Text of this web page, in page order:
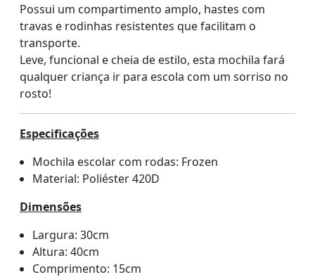
Possui um compartimento amplo, hastes com
travas e rodinhas resistentes que facilitam o
transporte.
Leve, funcional e cheia de estilo, esta mochila fará
qualquer criança ir para escola com um sorriso no
rosto!
Especificações
Mochila escolar com rodas: Frozen
Material: Poliéster 420D
Dimensões
Largura: 30cm
Altura: 40cm
Comprimento: 15cm